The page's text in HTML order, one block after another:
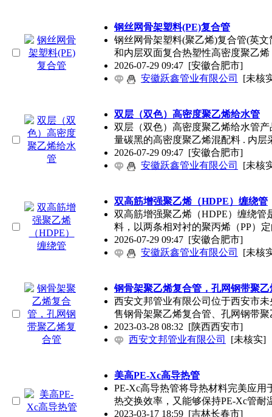
钢丝网骨架塑料(PE)复合管
钢丝网骨架塑料(聚乙烯)复合管(英
和内层双面复合热塑性高密度聚乙烯
2026-07-29 09:47 [安徽合肥市]
安徽跃鑫管业有限公司
[未核
双层（双色）高密度聚乙烯给水管
双层（双色）高密度聚乙烯给水管
量碳黑的高密度聚乙烯混配料 . 内层
2026-07-29 09:47 [安徽合肥市]
安徽跃鑫管业有限公司
[未核
双高筋增强聚乙烯（HDPE）缠绕管
双高筋增强聚乙烯（HDPE）缠绕管
料，以两条相对衬的聚丙烯（PP）
2026-07-29 09:47 [安徽合肥市]
安徽跃鑫管业有限公司
[未核
钢骨架聚乙烯复合管，孔网钢带聚乙
西安文邦管业有限公司位于西安市
售钢骨架聚乙烯复合管、孔网钢带聚
2023-03-28 08:32 [陕西西安市]
西安文邦管业有限公司
[未核实]
美高PE-Xc高导热管
PE-Xc高导热管将导热材料完美应
热交换效率，又能够保持PE-Xc管耐
2023-03-17 18:59 [吉林长春市]